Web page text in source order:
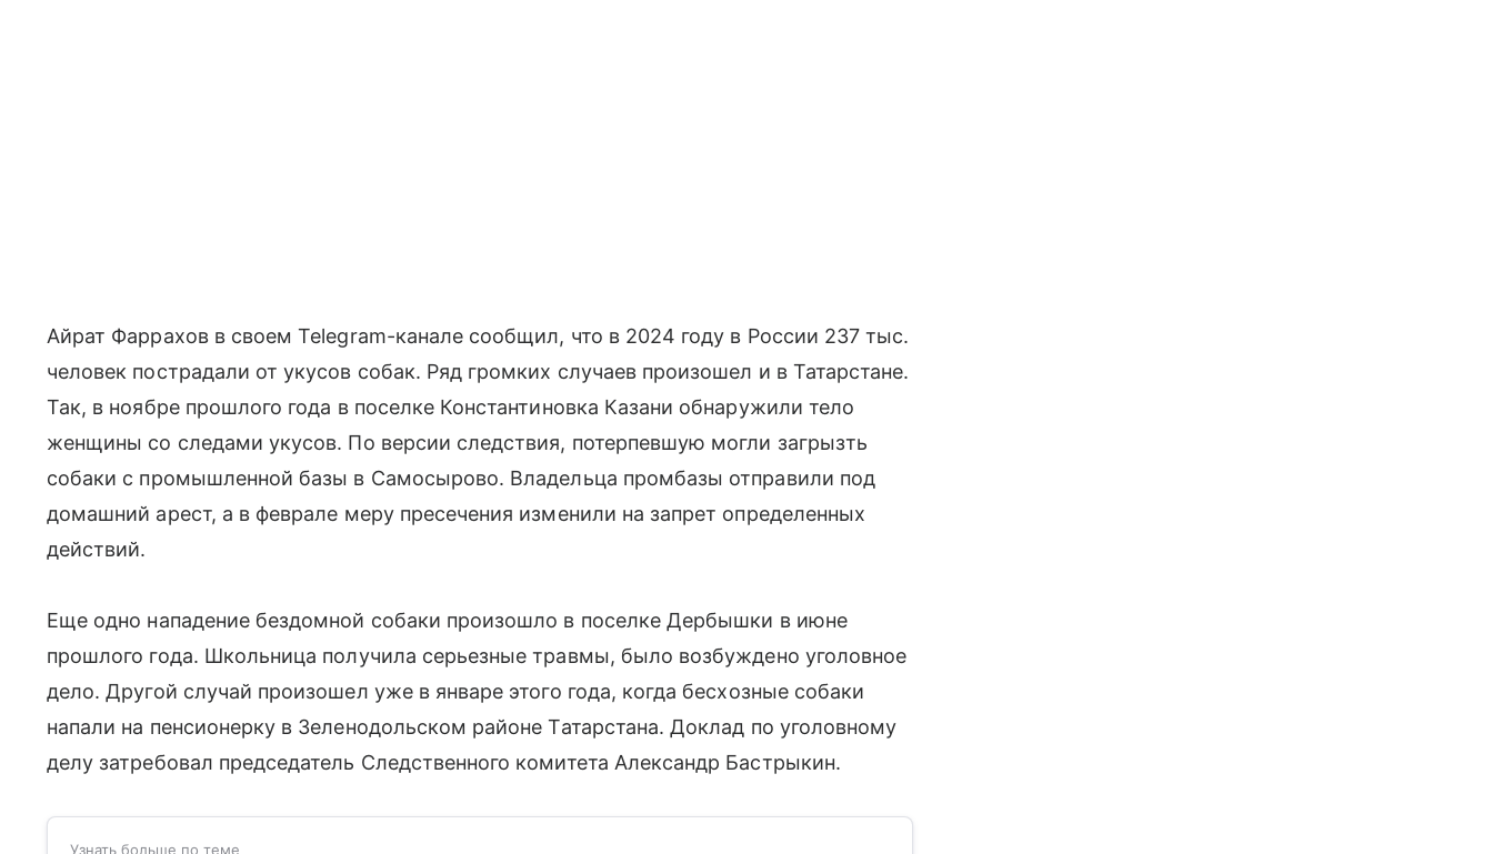
Айрат Фаррахов в своем Telegram-канале сообщил, что в 2024 году в России 237 тыс.
человек пострадали от укусов собак. Ряд громких случаев произошел и в Татарстане.
Так, в ноябре прошлого года в поселке Константиновка Казани обнаружили тело
женщины со следами укусов. По версии следствия, потерпевшую могли загрызть
собаки с промышленной базы в Самосырово. Владельца промбазы отправили под
домашний арест, а в феврале меру пресечения изменили на запрет определенных
действий.
Еще одно нападение бездомной собаки произошло в поселке Дербышки в июне
прошлого года. Школьница получила серьезные травмы, было возбуждено уголовное
дело. Другой случай произошел уже в январе этого года, когда бесхозные собаки
напали на пенсионерку в Зеленодольском районе Татарстана. Доклад по уголовному
делу затребовал председатель Следственного комитета Александр Бастрыкин.
Узнать больше по теме